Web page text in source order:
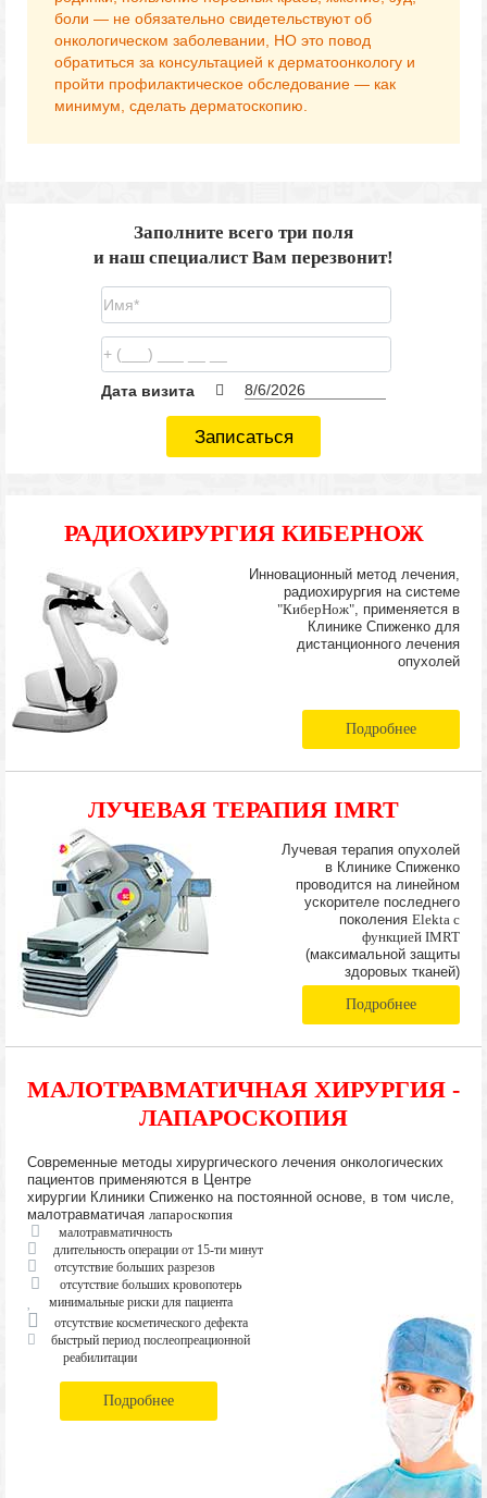
боли — не обязательно свидетельствуют об
онкологическом заболевании, НО это повод
обратиться за консультацией к дерматоонкологу и
пройти профилактическое обследование — как
минимум, сделать дерматоскопию.
Заполните всего три поля
и наш специалист Вам перезвонит!
Дата визита
Записаться
РАДИОХИРУРГИЯ КИБЕРНОЖ
Инновационный метод лечения,
радиохирургия на системе
"КиберНож", применяется в
Клинике Спиженко для
дистанционного лечения
опухолей
Подробнее
ЛУЧЕВАЯ ТЕРАПИЯ IMRT
Лучевая терапия опухолей
в Клинике Спиженко
проводится на линейном
ускорителе последнего
поколения Elekta с
функцией IMRT
(максимальной защиты
здоровых тканей)
Подробнее
МАЛОТРАВМАТИЧНАЯ ХИРУРГИЯ -
ЛАПАРОСКОПИЯ
Современные методы хирургического лечения онкологических
пациентов применяются в Центре
хирургии Клиники Спиженко на постоянной основе, в том числе,
малотравматичая лапароскопия
малотравматичность
длительность операции от 15-ти минут
отсутствие больших разрезов
отсутствие больших кровопотерь
минимальные риски для пациента
отсутствие косметического дефекта
быстрый период послеопреационной
реабилитации
Подробнее